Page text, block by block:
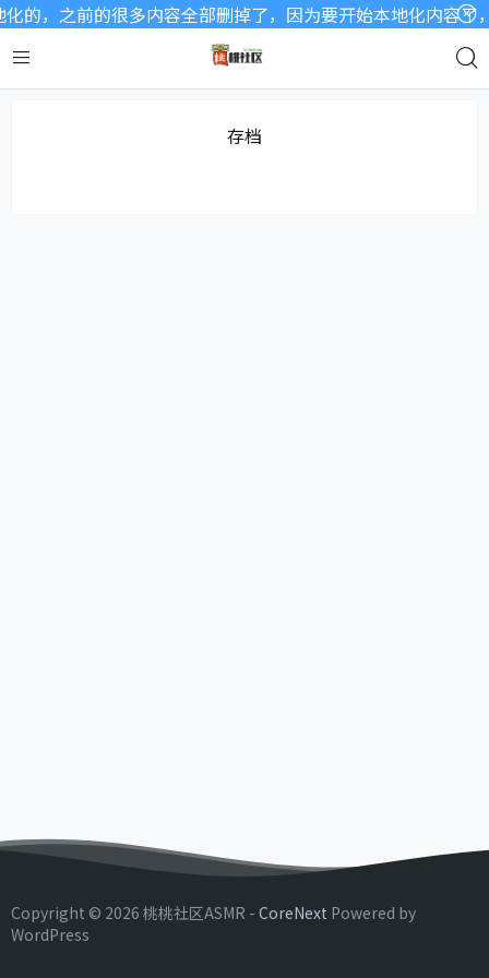
的，之前的很多内容全部删掉了，因为要开始本地化内容
存档
Copyright © 2026 桃桃社区ASMR - CoreNext Powered by
WordPress